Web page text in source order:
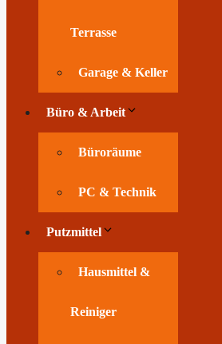
Terrasse
Garage & Keller
Büro & Arbeit
Büroräume
PC & Technik
Putzmittel
Hausmittel &
Reiniger